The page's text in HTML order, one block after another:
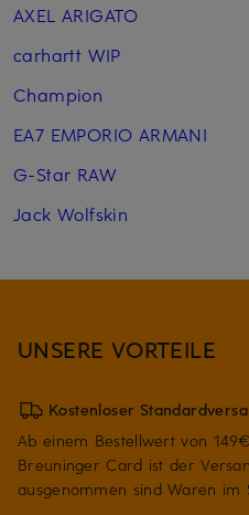
AXEL ARIGATO
carhartt WIP
Champion
EA7 EMPORIO ARMANI
G-Star RAW
Jack Wolfskin
UNSERE VORTEILE
Kostenloser
Ab einem Bestellwert von
Breuninger Card ist der
ausgenommen sind Waren im